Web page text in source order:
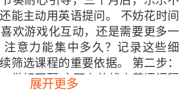
能主动用英语提问。 不妨花时间
欢游戏化互动，还是需要更多一
注意力能集中多久？记录这些细
筛选课程的重要依据。 第二步：
做好匹配 市面上的线上英语课程
有侧重。 一対一课程是一个老师
展开更多